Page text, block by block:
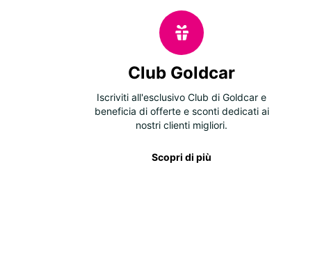
Club Goldcar
Iscriviti all'esclusivo Club di Goldcar e
beneficia di offerte e sconti dedicati ai
nostri clienti migliori.
Scopri di più